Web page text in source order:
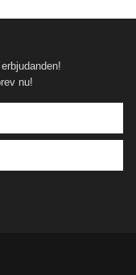
nu!